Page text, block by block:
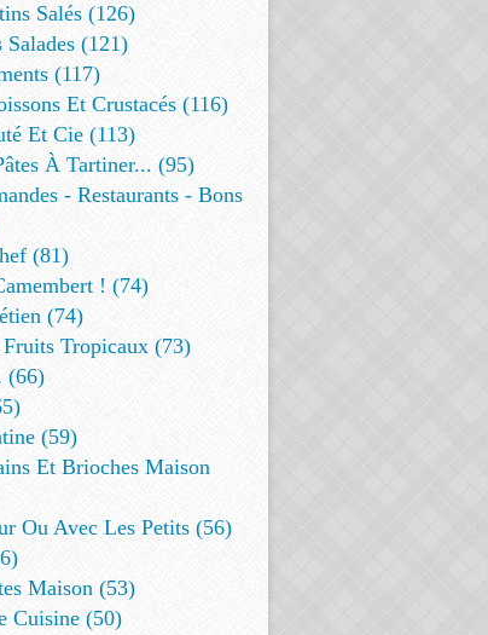
Salés (126)
Salades (121)
(117)
Et Crustacés (116)
Et Cie (113)
À Tartiner... (95)
- Restaurants - Bons
(81)
! (74)
(74)
Tropicaux (73)
(66)
(59)
Et Brioches Maison
Ou Avec Les Petits (56)
Maison (53)
Cuisine (50)